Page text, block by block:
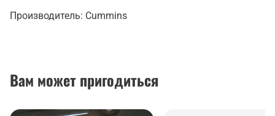
Производитель: Cummins
Вам может пригодиться